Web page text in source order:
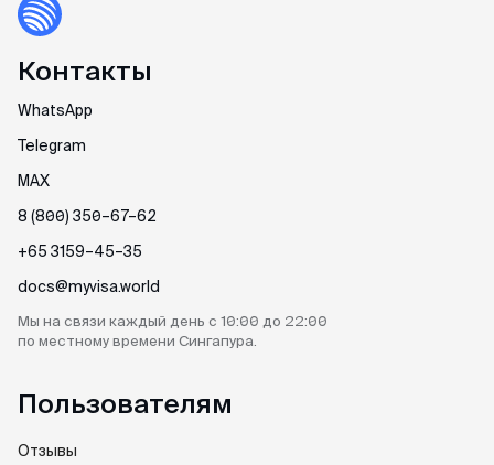
Контакты
WhatsApp
Telegram
MAX
8 (800) 350–67–62
+65 3159–45–35
docs@myvisa.world
Мы на связи каждый день с 10:00 до 22:00
по местному времени Сингапура.
Пользователям
Отзывы